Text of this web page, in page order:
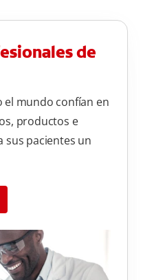
de
el mundo confían en
productos e
sus pacientes un